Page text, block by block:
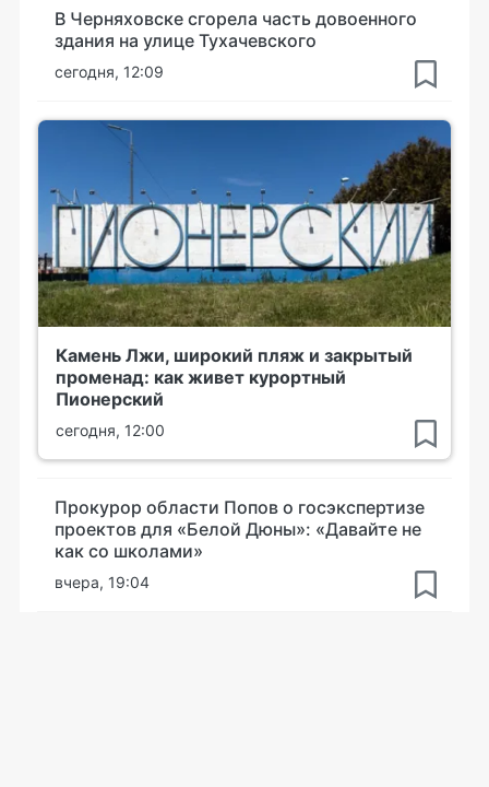
В Черняховске сгорела часть довоенного
здания на улице Тухачевского
сегодня, 12:09
Камень Лжи, широкий пляж и закрытый
променад: как живет курортный
Пионерский
сегодня, 12:00
Прокурор области Попов о госэкспертизе
проектов для «Белой Дюны»: «Давайте не
как со школами»
вчера, 19:04